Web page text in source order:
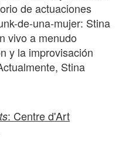
de actuaciones
de-una-mujer: Stina
vivo a menudo
y la improvisación
Stina
: Centre d'Art